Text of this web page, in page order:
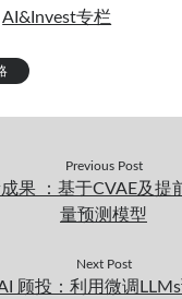
AI&Invest专栏
Previous Post
果 ：基于CVAE及提
量预测模型
Next Post
顾投：利用微调